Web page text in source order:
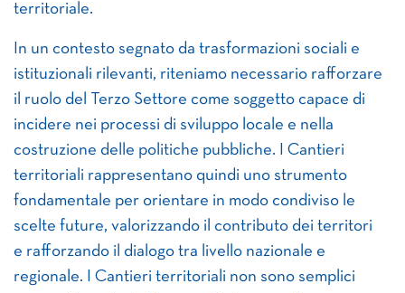
territoriale.
In un contesto segnato da trasformazioni sociali e
istituzionali rilevanti, riteniamo necessario rafforzare
il ruolo del Terzo Settore come soggetto capace di
incidere nei processi di sviluppo locale e nella
costruzione delle politiche pubbliche. I Cantieri
territoriali rappresentano quindi uno strumento
fondamentale per orientare in modo condiviso le
scelte future, valorizzando il contributo dei territori
e rafforzando il dialogo tra livello nazionale e
regionale. I Cantieri territoriali non sono semplici